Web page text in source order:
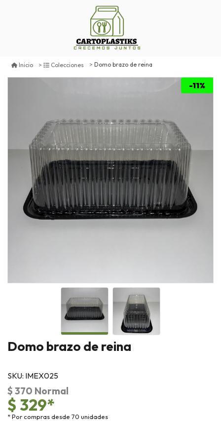
Inicio Colecciones Domo brazo de reina
-11%
Domo brazo de reina
SKU: IMEX025
$ 370 Normal
$ 329*
* Por compras desde 70 unidades